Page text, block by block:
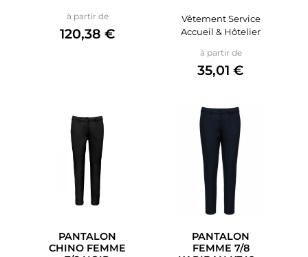
à partir dePrix
120,38 €
Vêtement Service
Accueil & Hôtelier
à partir dePrix
35,01 €
PANTALON
CHINO FEMME
PANTALON
FEMME 7/8